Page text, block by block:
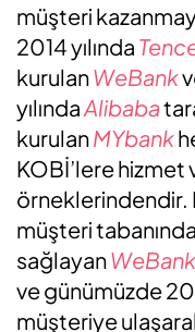
müşteri
2014 yılında
kurulanWeBank
yılındaAlibaba
kurulanMYbank
KOBİ’lere
örneklerindendir.
müşteri
sağlayanWeBank
ve günümüzde
müşteriye